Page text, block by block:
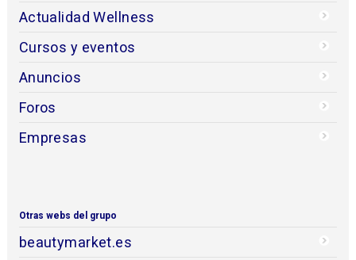
Actualidad Wellness
Cursos y eventos
Anuncios
Foros
Empresas
Otras webs del grupo
beautymarket.es